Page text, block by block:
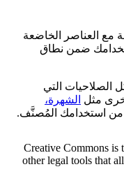
مع العناصر الخاضعة
ضمن نطاق
الصلاحيات التي
مثل الشهرة،
من استخدامك المُصنَّف.
Creative Commons is
other legal tools that